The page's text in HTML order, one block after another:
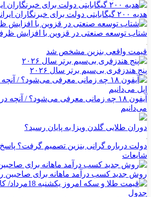
هدیه ۲۰۰ گیگابایتی دولت برای خبرنگاران ایرانسلی
شتاب توسعه صنعتی در قزوین با افزایش
قیمت واقعی بنزین مشخص شد
پنج هندزفری بی‌سیم برتر سال ۲۰۲۶
آیفون ۱۸ چه زمانی معرفی می‌شود؟ /
می‌دانیم
دوران طلایی گلدن ویزا به پایان رسید؟
دولت درباره گرانی بنزین تصمیم گرفت؟ پاسخ
شایعات
روش جدید کسب درآمد ماهانه برای صاحبین